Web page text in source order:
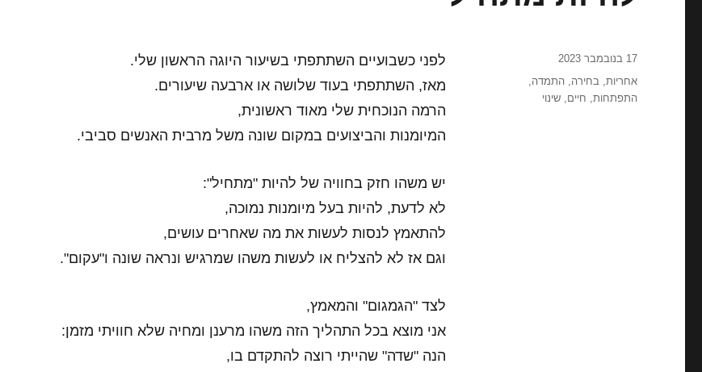
לפני כשבועיים השתתפתי בשיעור היוגה הראשון שלי.
מאז, השתתפתי בעוד שלושה או ארבעה שיעורים.
הרמה הנוכחית שלי מאוד ראשונית,
המיומנות והביצועים במקום שונה משל מרבית האנשים סביבי.
יש משהו חזק בחוויה של להיות "מתחיל":
לא לדעת, להיות בעל מיומנות נמוכה,
להתאמץ לנסות לעשות את מה שאחרים עושים,
וגם אז לא להצליח או לעשות משהו שמרגיש ונראה שונה ו"עקום".
לצד "הגמגום" והמאמץ,
אני מוצא בכל התהליך הזה משהו מרענן ומחיה שלא חוויתי מזמן:
הנה "שדה" שהייתי רוצה להתקדם בו,
פורסם
17 בנובמבר 2023
תגיות
אחריות,בחירה,התמדה,
התפתחות, חיים,שינוי